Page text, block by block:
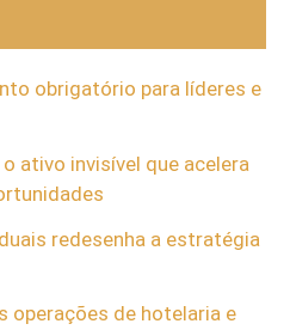
obrigatório para líderes e
ativo invisível que acelera
redesenha a estratégia
operações de hotelaria e